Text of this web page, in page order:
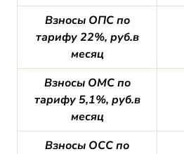
Взносы ОПС по
тарифу 22%, руб.в
месяц
Взносы ОМС по
тарифу 5,1%, руб.в
месяц
Взносы ОСС по